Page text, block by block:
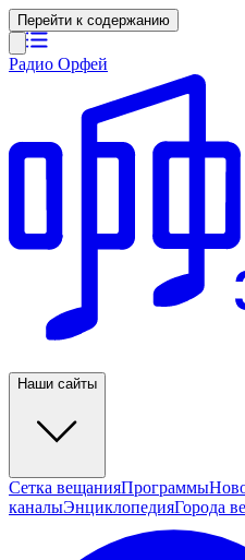
Перейти к содержанию
Радио Орфей
Наши сайты
Сетка вещанияПрограммы
каналыЭнциклопедияГорода